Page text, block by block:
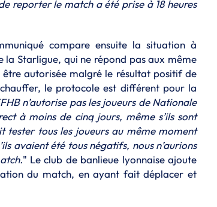
reporter le match a été prise à 18 heures
compare ensuite la situation à
la Starligue, qui ne répond pas aux même
être autorisée malgré le résultat positif de
le protocole est différent pour la
n’autorise pas les joueurs de Nationale
à moins de cinq jours, même s’ils sont
tous les joueurs au même moment
avaient été tous négatifs, nous n’aurions
" Le club de banlieue lyonnaise ajoute
du match, en ayant fait déplacer et